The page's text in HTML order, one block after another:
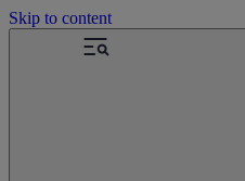
Skip to content